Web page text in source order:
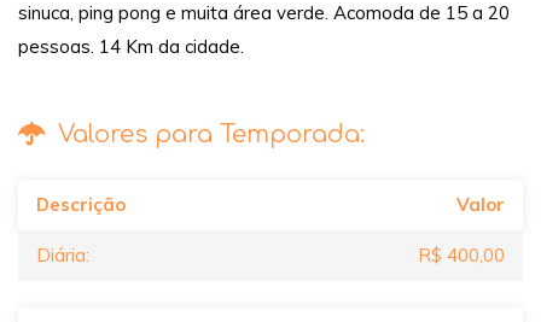
sinuca, ping pong e muita área verde. Acomoda de 15 a 20
pessoas. 14 Km da cidade.
Valores para Temporada:
Descrição Valor
Diária: R$ 400,00